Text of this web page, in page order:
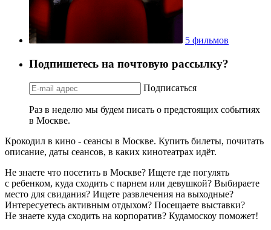
5 фильмов
Подпишетесь на почтовую рассылку?
Подписаться
Раз в неделю мы будем писать о предстоящих событиях
в Москве.
Крокодил в кино - сеансы в Москве. Купить билеты, почитать
описание, даты сеансов, в каких кинотеатрах идёт.
Не знаете что посетить в Москве? Ищете где погулять
с ребенком, куда сходить с парнем или девушкой? Выбираете
место для свидания? Ищете развлечения на выходные?
Интересуетесь активным отдыхом? Посещаете выставки?
Не знаете куда сходить на корпоратив? Кудамоскоу поможет!